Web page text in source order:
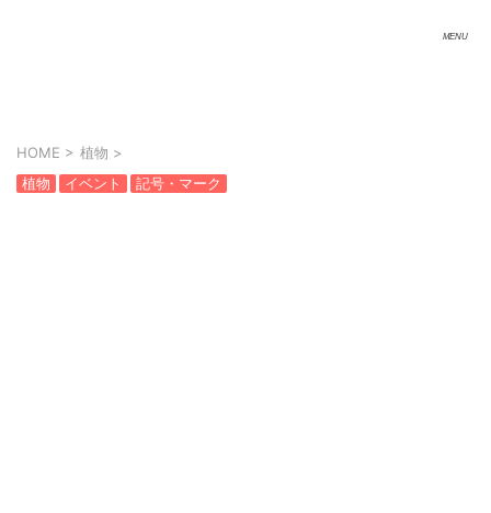
HOME > 植物 >
植物
イベント 記号・マーク